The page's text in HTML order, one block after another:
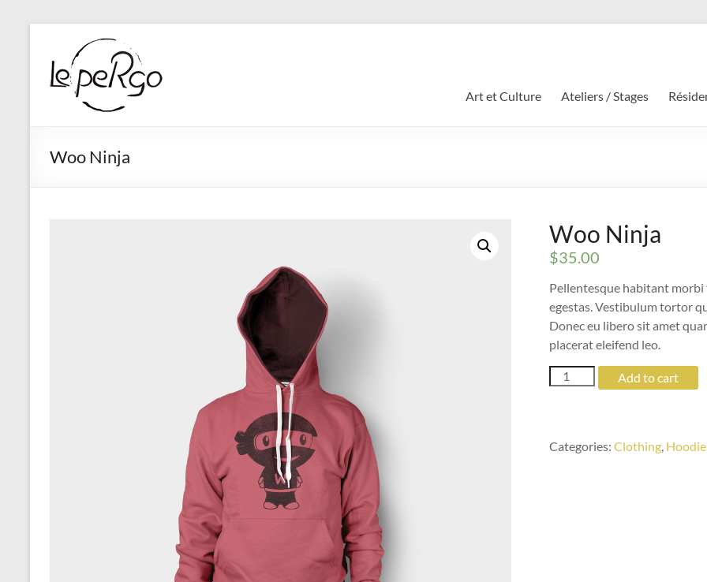
contenu
Art et Culture Ateliers / Stages
Woo Ninja
Woo Ninja
$35.00
Pellentesque habitant morbi
egestas. Vestibulum tortor
Donec eu libero sit amet
placerat eleifend leo.
Woo
Ninja
Add to cart
Categories:Clothing,